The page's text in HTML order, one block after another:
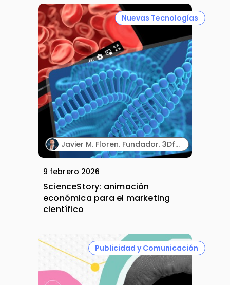
Nuevas Tecnologías
Javier M. Floren. Fundador. 3DforScience.
9 febrero 2026
ScienceStory: animación
económica para el marketing
científico
Publicidad y Comunicación